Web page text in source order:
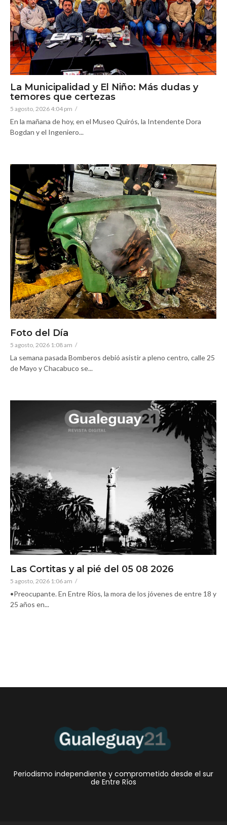
La Municipalidad y El Niño: Más dudas y
temores que certezas
5 agosto, 2026 4:04 pm /
En la mañana de hoy, en el Museo Quirós, la Intendente Dora
Bogdan y el Ingeniero...
Foto del Día
5 agosto, 2026 1:08 am /
La semana pasada Bomberos debió asistir a pleno centro, calle 25
de Mayo y Chacabuco se...
Las Cortitas y al pié del 05 08 2026
5 agosto, 2026 1:06 am /
•Preocupante. En Entre Ríos, la mora de los jóvenes de entre 18 y
25 años en...
Periodismo independiente y comprometido desde el sur
de Entre Ríos